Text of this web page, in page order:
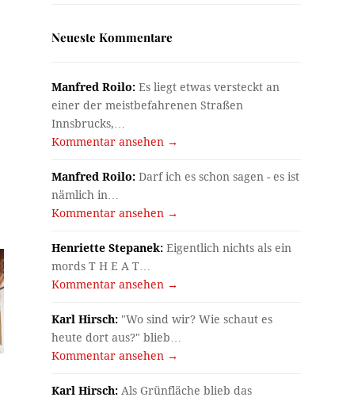
Neueste Kommentare
Manfred Roilo: Es liegt etwas versteckt an
einer der meistbefahrenen Straßen
Innsbrucks,…
Kommentar ansehen →
Manfred Roilo: Darf ich es schon sagen - es ist
nämlich in…
Kommentar ansehen →
Henriette Stepanek: Eigentlich nichts als ein
mords T H E A T…
Kommentar ansehen →
Karl Hirsch: "Wo sind wir? Wie schaut es
heute dort aus?" blieb…
Kommentar ansehen →
Karl Hirsch: Als Grünfläche blieb das